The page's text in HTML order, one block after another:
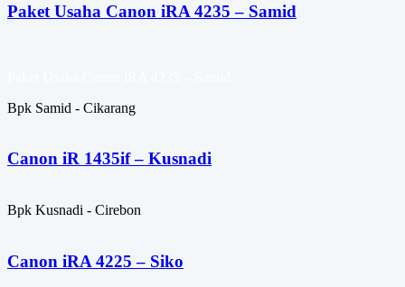
Paket Usaha Canon iRA 4235 – Samid
Bpk Samid - Cikarang
Canon iR 1435if – Kusnadi
Bpk Kusnadi - Cirebon
Canon iRA 4225 – Siko